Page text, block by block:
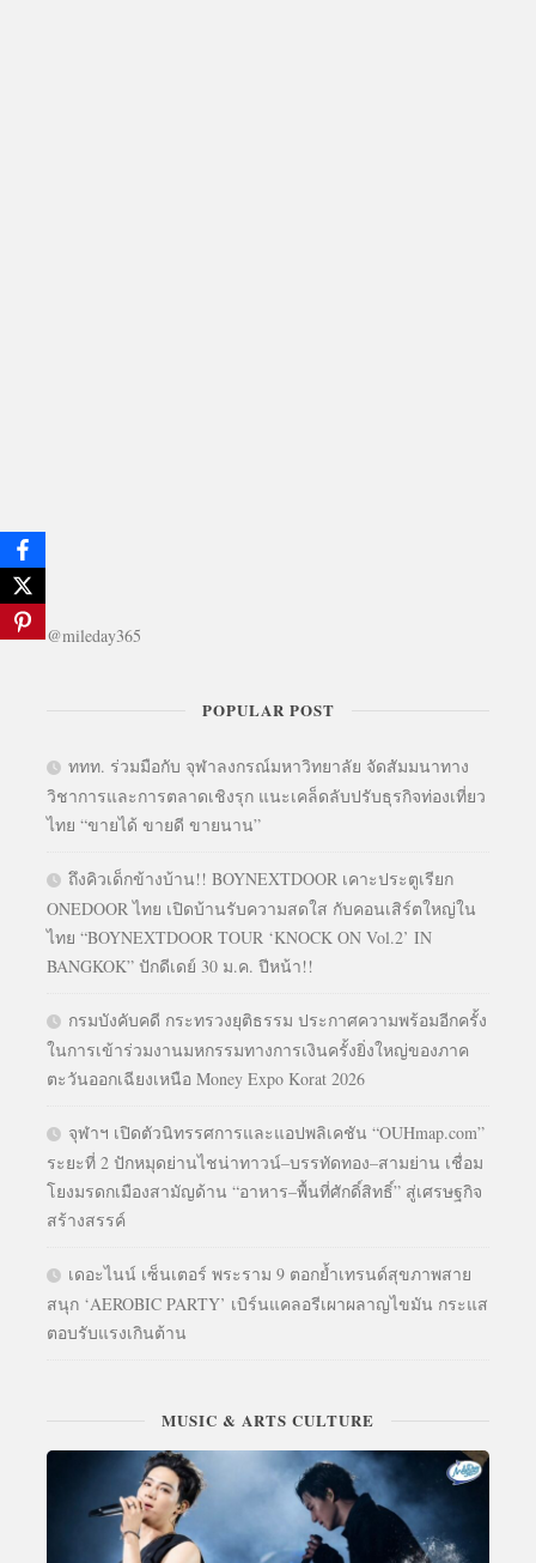
@mileday365
POPULAR POST
ททท. ร่วมมือกับ จุฬาลงกรณ์มหาวิทยาลัย จัดสัมมนาทาง
วิชาการและการตลาดเชิงรุก แนะเคล็ดลับปรับธุรกิจท่องเที่ยว
ไทย “ขายได้ ขายดี ขายนาน”
ถึงคิวเด็กข้างบ้าน!! BOYNEXTDOOR เคาะประตูเรียก
ONEDOOR ไทย เปิดบ้านรับความสดใส กับคอนเสิร์ตใหญ่ใน
ไทย “BOYNEXTDOOR TOUR ‘KNOCK ON Vol.2’ IN
BANGKOK” ปักดีเดย์ 30 ม.ค. ปีหน้า!!
กรมบังคับคดี กระทรวงยุติธรรม ประกาศความพร้อมอีกครั้ง
ในการเข้าร่วมงานมหกรรมทางการเงินครั้งยิ่งใหญ่ของภาค
ตะวันออกเฉียงเหนือ Money Expo Korat 2026
จุฬาฯ เปิดตัวนิทรรศการและแอปพลิเคชัน “OUHmap.com”
ระยะที่ 2 ปักหมุดย่านไชน่าทาวน์–บรรทัดทอง–สามย่าน เชื่อม
โยงมรดกเมืองสามัญด้าน “อาหาร–พื้นที่ศักดิ์สิทธิ์” สู่เศรษฐกิจ
สร้างสรรค์
เดอะไนน์ เซ็นเตอร์ พระราม 9 ตอกย้ำเทรนด์สุขภาพสาย
สนุก ‘AEROBIC PARTY’ เบิร์นแคลอรีเผาผลาญไขมัน กระแส
ตอบรับแรงเกินต้าน
MUSIC & ARTS CULTURE